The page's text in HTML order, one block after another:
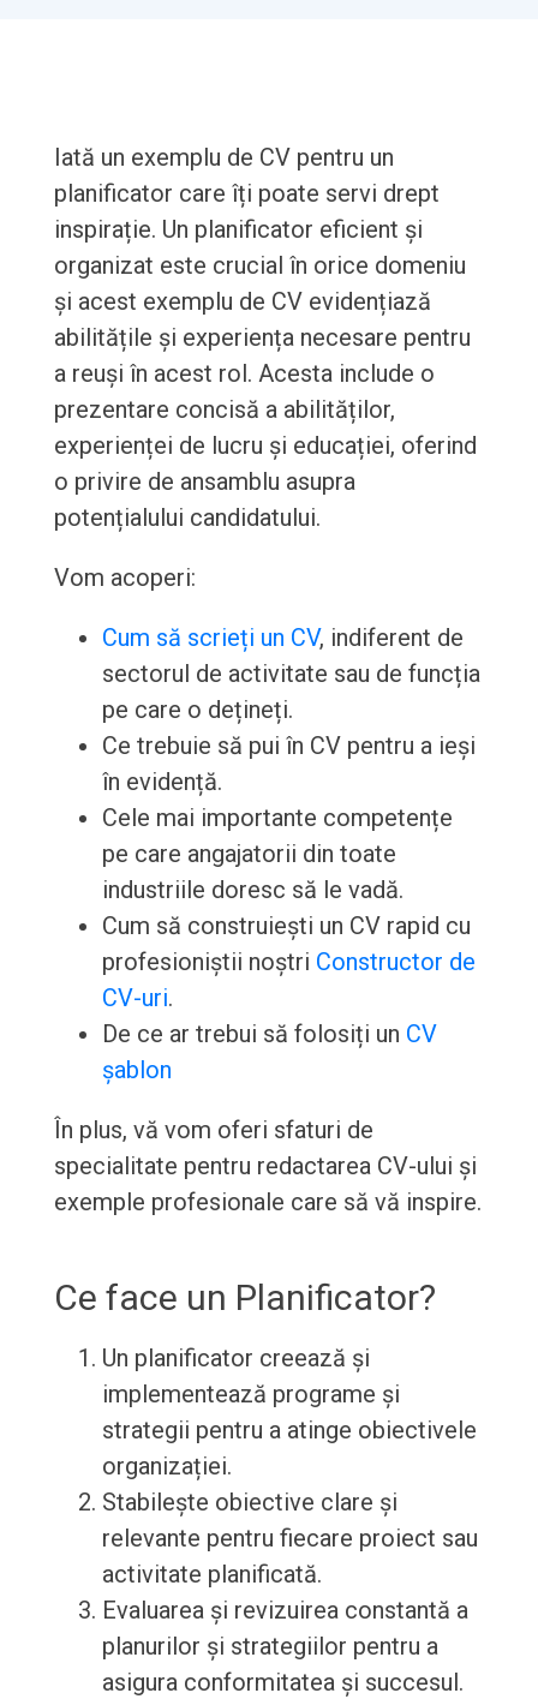
Iată un exemplu de CV pentru un
planificator care îți poate servi drept
inspirație. Un planificator eficient și
organizat este crucial în orice domeniu
și acest exemplu de CV evidențiază
abilitățile și experiența necesare pentru
a reuși în acest rol. Acesta include o
prezentare concisă a abilităților,
experienței de lucru și educației, oferind
o privire de ansamblu asupra
potențialului candidatului.
Vom acoperi:
Cum să scrieți un CV, indiferent de
sectorul de activitate sau de funcția
pe care o dețineți.
Ce trebuie să pui în CV pentru a ieși
în evidență.
Cele mai importante competențe
pe care angajatorii din toate
industriile doresc să le vadă.
Cum să construiești un CV rapid cu
profesioniștii noștri Constructor de
CV-uri.
De ce ar trebui să folosiți un CV
șablon
În plus, vă vom oferi sfaturi de
specialitate pentru redactarea CV-ului și
exemple profesionale care să vă inspire.
Ce face un Planificator?
Un planificator creează și
implementează programe și
strategii pentru a atinge obiectivele
organizației.
Stabilește obiective clare și
relevante pentru fiecare proiect sau
activitate planificată.
Evaluarea și revizuirea constantă a
planurilor și strategiilor pentru a
asigura conformitatea și succesul.